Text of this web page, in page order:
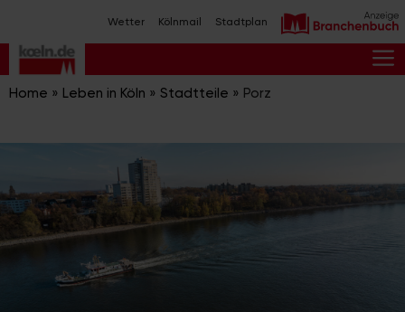
Inhalt
springen
Wetter Kölnmail Stadtplan
Home » Leben in Köln » Stadtteile » Porz